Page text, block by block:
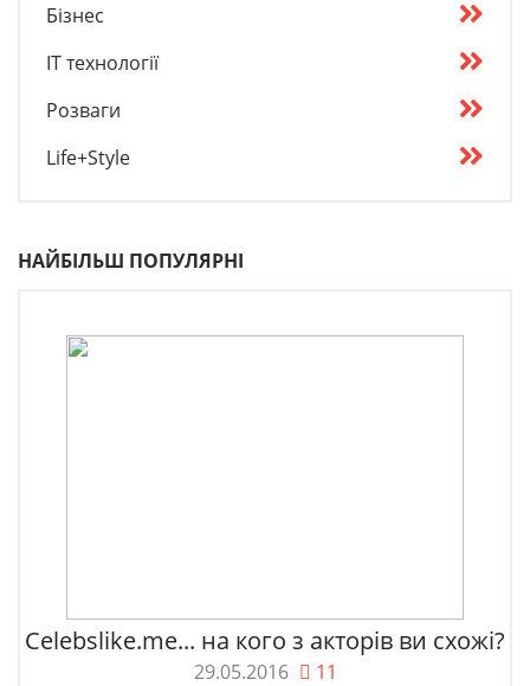
Бізнес
IT технології
Розваги
Life+Style
НАЙБІЛЬШ ПОПУЛЯРНІ
Celebslike.me... на кого з акторів ви схожі?
29.05.2016 11